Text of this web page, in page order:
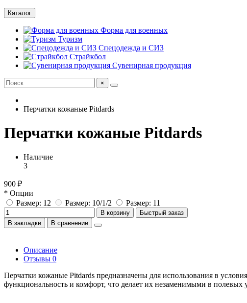
Каталог
Форма для военных
Туризм
Спецодежда и СИЗ
Страйкбол
Сувенирная продукция
×
Перчатки кожаные Pitdards
Перчатки кожаные Pitdards
Наличие
3
900 ₽
* Опции
Размер: 12
Размер: 10/1/2 Размер: 11
В корзину
Быстрый заказ
В закладки
В сравнение
Описание
Отзывы 0
Перчатки кожаные Pitdards предназначены для использования в
функциональность и комфорт, что делает их незаменимыми в полевых